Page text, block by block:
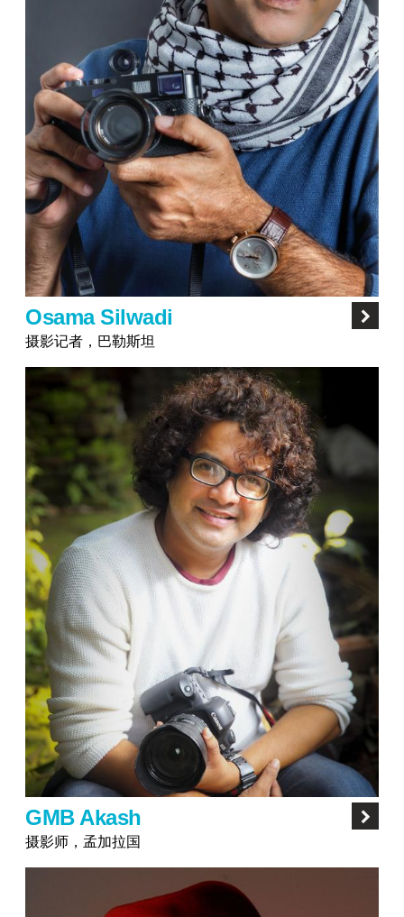
Osama Silwadi
摄影记者，巴勒斯坦
GMB Akash
摄影师，孟加拉国